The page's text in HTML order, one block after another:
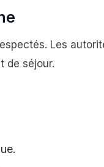
Les
de séjour.